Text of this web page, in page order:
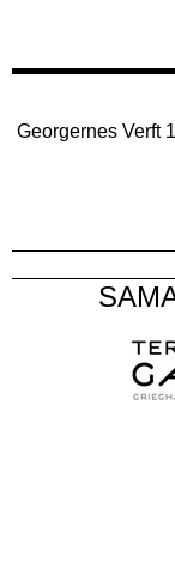
Georgernes Verft